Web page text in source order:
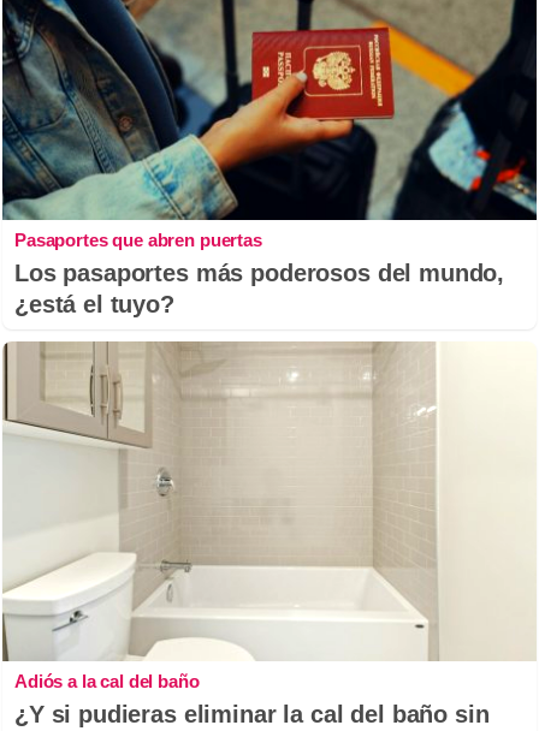
Pasaportes que abren puertas
Los pasaportes más poderosos del mundo,
¿está el tuyo?
Adiós a la cal del baño
¿Y si pudieras eliminar la cal del baño sin